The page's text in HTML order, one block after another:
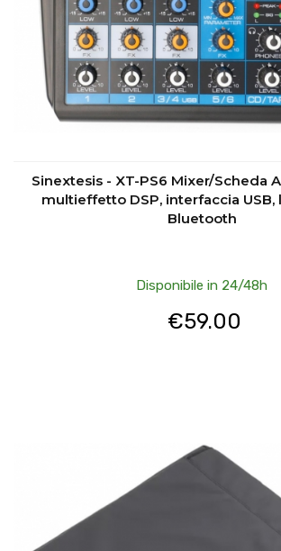
Sinextesis - XT-PS6 Mixer/Scheda
multieffetto DSP, interfaccia USB,
Bluetooth
Disponibile in 24/48h
€59.00